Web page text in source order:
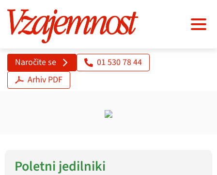
Naročite se
01 530 78 44
Arhiv PDF
Poletni jedilniki